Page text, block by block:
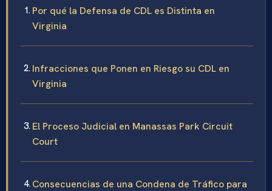
Por qué la Defensa de CDL es Distinta en
Virginia
Infracciones que Ponen en Riesgo su CDL en
Virginia
El Proceso Judicial en Manassas Park Circuit
Court
Consecuencias de una Condena de Tráfico para